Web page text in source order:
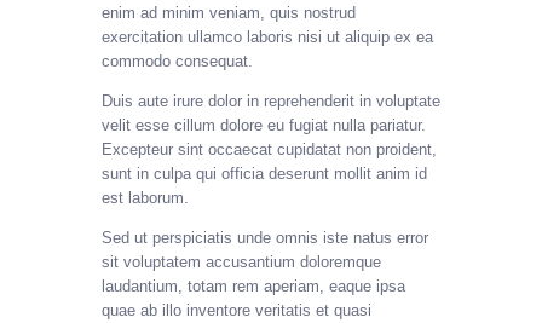
enim ad minim veniam, quis nostrud
exercitation ullamco laboris nisi ut aliquip ex ea
commodo consequat.
Duis aute irure dolor in reprehenderit in voluptate
velit esse cillum dolore eu fugiat nulla pariatur.
Excepteur sint occaecat cupidatat non proident,
sunt in culpa qui officia deserunt mollit anim id
est laborum.
Sed ut perspiciatis unde omnis iste natus error
sit voluptatem accusantium doloremque
laudantium, totam rem aperiam, eaque ipsa
quae ab illo inventore veritatis et quasi